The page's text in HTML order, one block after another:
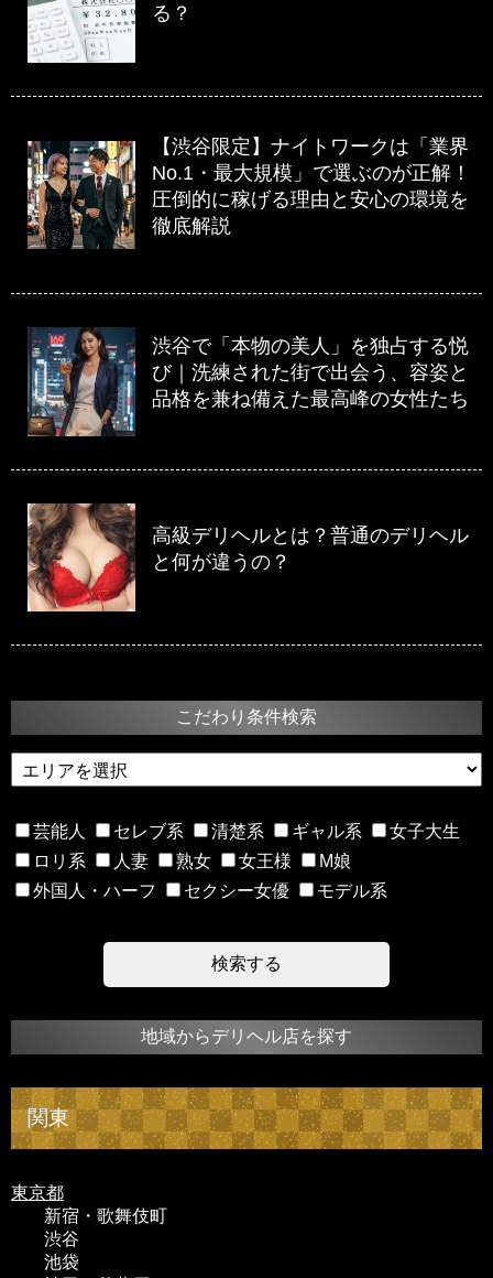
る？
【渋谷限定】ナイトワークは「業界
No.1・最大規模」で選ぶのが正解！
圧倒的に稼げる理由と安心の環境を
徹底解説
渋谷で「本物の美人」を独占する悦
び｜洗練された街で出会う、容姿と
品格を兼ね備えた最高峰の女性たち
高級デリヘルとは？普通のデリヘル
と何が違うの？
こだわり条件検索
芸能人 セレブ系 清楚系 ギャル系
女子大生
ロリ系
人妻 熟女 女王様
M娘
外国人・ハーフ
セクシー女優 モデル系
地域からデリヘル店を探す
関東
東京都
新宿・歌舞伎町
渋谷
池袋